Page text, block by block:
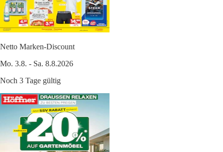
Netto Marken-Discount
Mo. 3.8. - Sa. 8.8.2026
Noch 3 Tage gültig